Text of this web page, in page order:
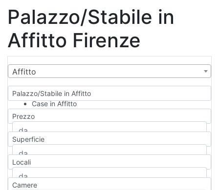
Palazzo/Stabile in
Affitto Firenze
Affitto
Palazzo/Stabile in Affitto
Case in Affitto
Qualsiasi
Appartamento
Casa indipendente
Casa Semi-indipendente
Attico/Mansarda
Rustico/Casale
Prezzo
Superficie
Locali
Camere